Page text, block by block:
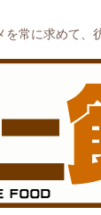
常に求めて、